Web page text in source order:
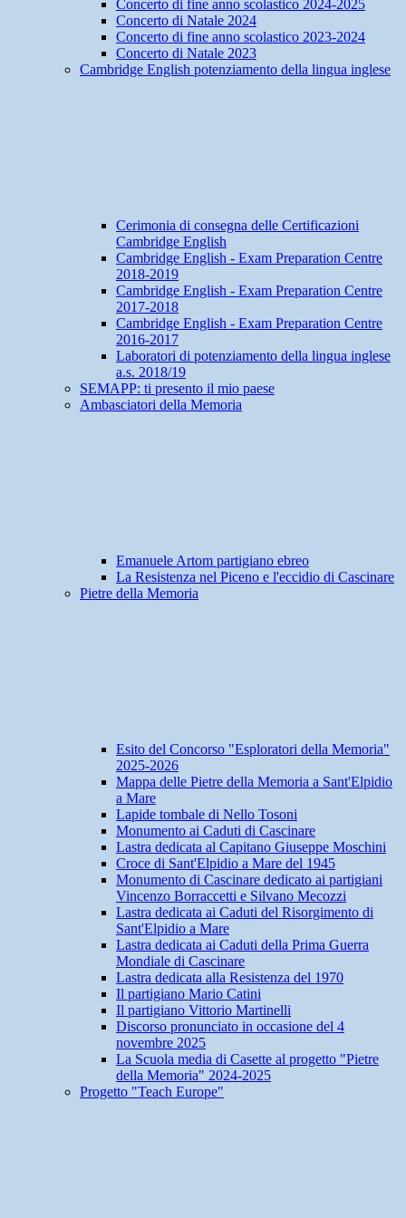
Concerto di fine anno scolastico 2024-2025
Concerto di Natale 2024
Concerto di fine anno scolastico 2023-2024
Concerto di Natale 2023
Cambridge English potenziamento della lingua inglese
Cerimonia di consegna delle Certificazioni
Cambridge English
Cambridge English - Exam Preparation Centre
2018-2019
Cambridge English - Exam Preparation Centre
2017-2018
Cambridge English - Exam Preparation Centre
2016-2017
Laboratori di potenziamento della lingua inglese
a.s. 2018/19
SEMAPP: ti presento il mio paese
Ambasciatori della Memoria
Emanuele Artom partigiano ebreo
La Resistenza nel Piceno e l'eccidio di Cascinare
Pietre della Memoria
Esito del Concorso "Esploratori della Memoria"
2025-2026
Mappa delle Pietre della Memoria a Sant'Elpidio
a Mare
Lapide tombale di Nello Tosoni
Monumento ai Caduti di Cascinare
Lastra dedicata al Capitano Giuseppe Moschini
Croce di Sant'Elpidio a Mare del 1945
Monumento di Cascinare dedicato ai partigiani
Vincenzo Borraccetti e Silvano Mecozzi
Lastra dedicata ai Caduti del Risorgimento di
Sant'Elpidio a Mare
Lastra dedicata ai Caduti della Prima Guerra
Mondiale di Cascinare
Lastra dedicata alla Resistenza del 1970
Il partigiano Mario Catini
Il partigiano Vittorio Martinelli
Discorso pronunciato in occasione del 4
novembre 2025
La Scuola media di Casette al progetto "Pietre
della Memoria" 2024-2025
Progetto "Teach Europe"